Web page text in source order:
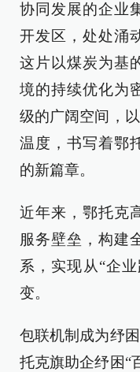
协同发展的企业
开发区，处处涌
这片以煤炭为基
境的持续优化为
级的广阔空间，
温度，书写着鄂
的新篇章。
近年来，鄂托克
服务壁垒，构建
系，实现从“企
变。
包联机制成为纾
托克旗助企纾困“